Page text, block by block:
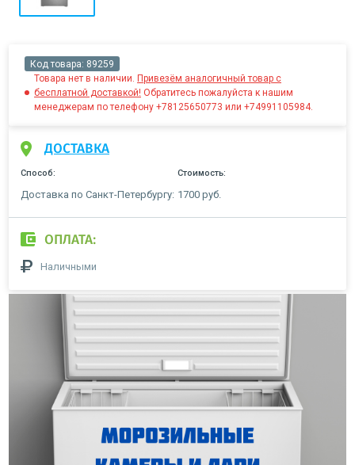
Код товара: 89259
Товара нет в наличии. Привезём аналогичный товар с
бесплатной доставкой! Обратитесь пожалуйста к нашим
менеджерам по телефону +78125650773 или +74991105984.
ДОСТАВКА
Способ: Стоимость:
Доставка по Санкт-Петербургу: 1700 руб.
ОПЛАТА:
Наличными